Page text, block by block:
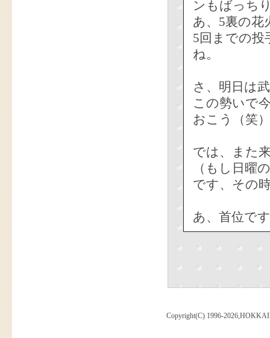
ンもばっち
あ、5裏の花
5回までの投
ね。
さ、明日は
この勢いで
おこう（笑
では、また
（もし日曜
です、その
あ、首位で
Copyright(C) 1996-